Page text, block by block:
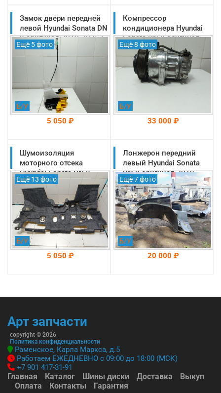
На складе: Раменское
-->
На складе: Раменское
-->
Замок двери передней
левой Hyundai Sonata DN
8 оригинал 2019-2025 5
контактов (81310L1010)
Ещё 5 фото
Б/У
5 050 ₽
На складе: Раменское
-->
Компрессор
кондиционера Hyundai
Sonata DN 8 оригинал
2019-2025
(97701L1700)
Ещё 8 фото
Б/У
33 000 ₽
На складе: Раменское
-->
Шумоизоляция
моторного отсека
Hyundai Sonata DN 8
оригинал 2019-2025
(84120L1400)
Ещё 13 фото
Б/У
5 050 ₽
-->
Лонжерон передний
левый Hyundai Sonata
DN 8 оригинал 2019-
2025 (64501L1000)
Ещё 7 фото
Б/У
20 000 ₽
-->
Арт запчасти
copyright © 2026
Политика конфиденциальности
Раменское, Карла Маркса, д.5
Работаем ЕЖЕДНЕВНО с 09:00 до 18:00 (МСК)
+7 901 417-31-91
Главная Каталог Шины диски Доставка
Выкуп
Оплата
Контакты Гарантия